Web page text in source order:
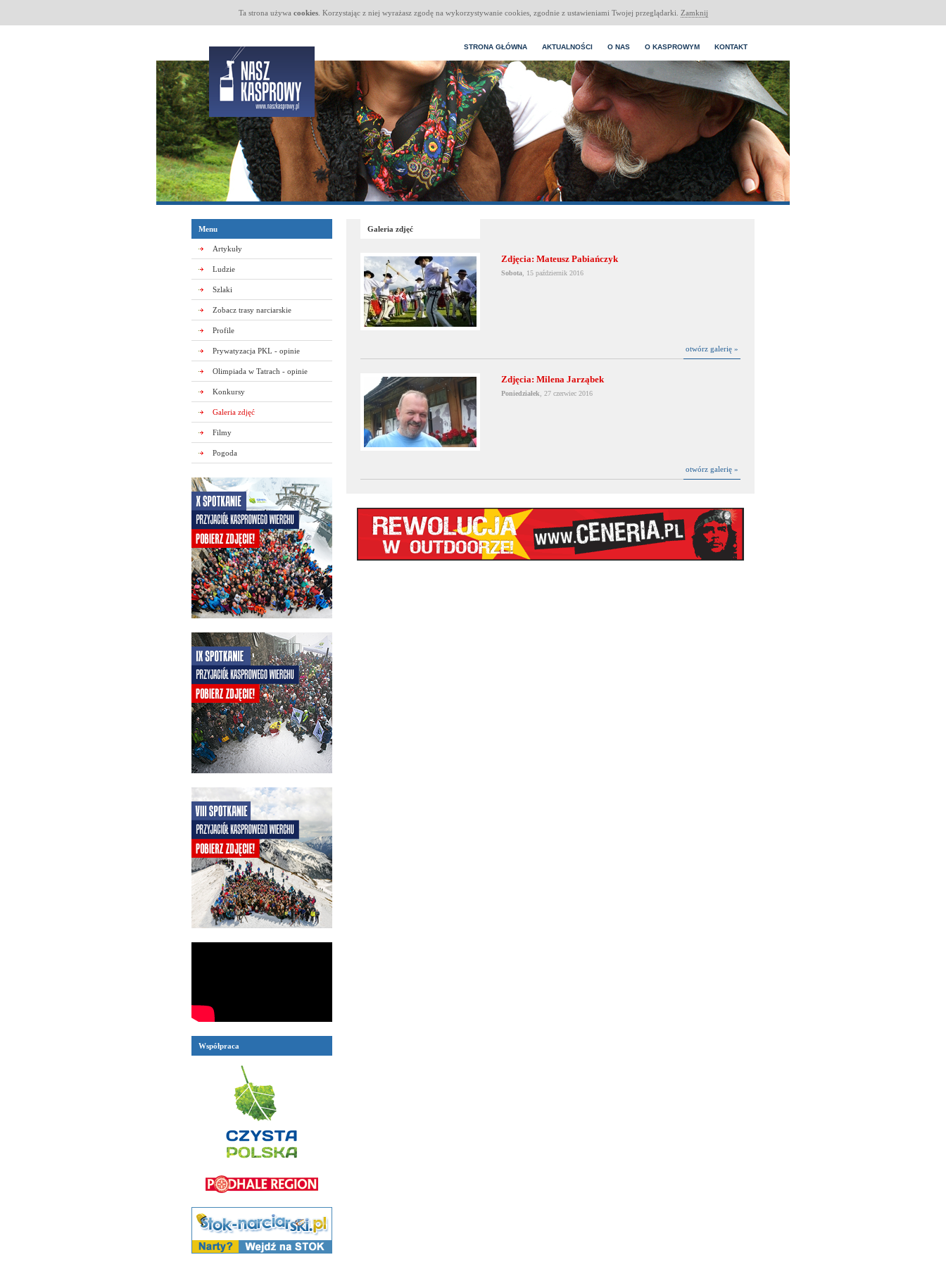
Ta strona używa cookies. Korzystając z niej wyrażasz zgodę na wykorzystywanie cookies, zgodnie z ustawieniami Twojej przeglądarki. Zamknij
STRONA GŁÓWNA AKTUALNOŚCI O NAS O KASPROWYM KONTAKT
Menu
Artykuły
Ludzie
Szlaki
Zobacz trasy narciarskie
Profile
Prywatyzacja PKL - opinie
Olimpiada w Tatrach - opinie
Konkursy
Galeria zdjęć
Filmy
Pogoda
Współpraca
Galeria zdjęć
Zdjęcia: Mateusz Pabiańczyk
Sobota , 15 październik 2016
otwórz galerię »
Zdjęcia: Milena Jarząbek
Poniedziałek , 27 czerwiec 2016
otwórz galerię »